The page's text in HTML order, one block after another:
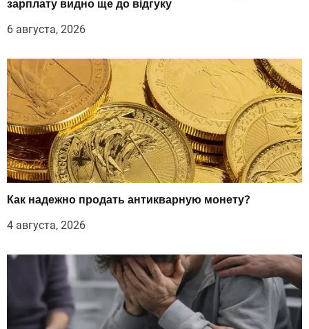
зарплату видно ще до відгуку
6 августа, 2026
Как надежно продать антикварную монету?
4 августа, 2026